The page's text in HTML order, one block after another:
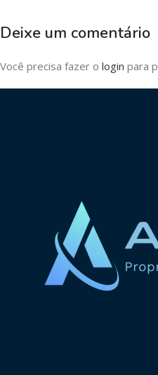
Deixe um comentário
Você precisa fazer o login para